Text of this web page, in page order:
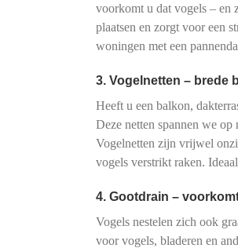
voorkomt u dat vogels – en
plaatsen en zorgt voor een
woningen met een
3. Vogelnetten – brede
Heeft u een balkon,
Deze netten spannen we
Vogelnetten zijn vrijwel
vogels verstrikt raken.
4. Gootdrain –
Vogels nestelen zich ook
voor vogels, bladeren en